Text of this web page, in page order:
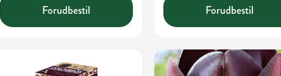
Forudbestil Forudbestil